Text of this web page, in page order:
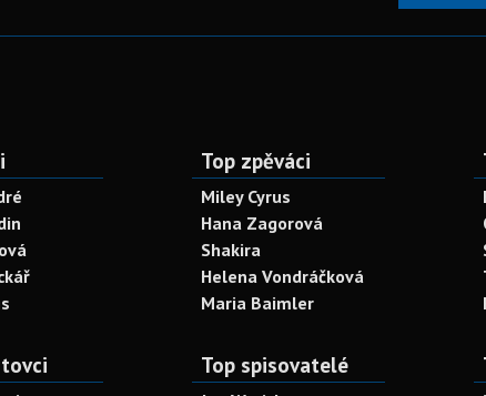
Top zpěváci
Miley Cyrus
Hana Zagorová
Shakira
Helena Vondráčková
Maria Baimler
Top spisovatelé